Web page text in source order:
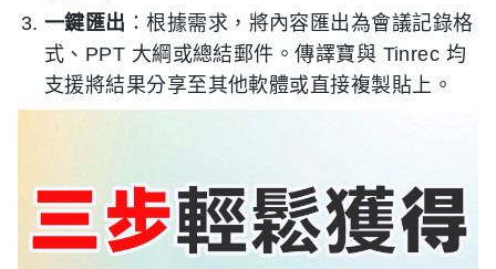
一鍵匯出 ：根據需求，將內容匯出為會議記錄格
式、PPT 大綱或總結郵件。傳譯寶與 Tinrec 均
支援將結果分享至其他軟體或直接複製貼上。